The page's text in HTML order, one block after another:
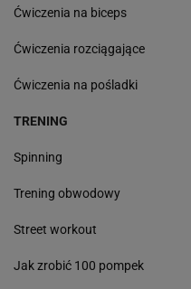
Ćwiczenia na biceps
Ćwiczenia rozciągające
Ćwiczenia na pośladki
TRENING
Spinning
Trening obwodowy
Street workout
Jak zrobić 100 pompek